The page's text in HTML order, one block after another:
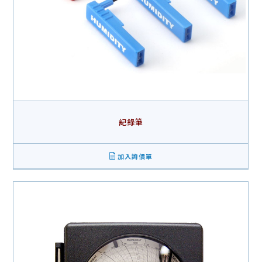
記錄筆
加入詢價單